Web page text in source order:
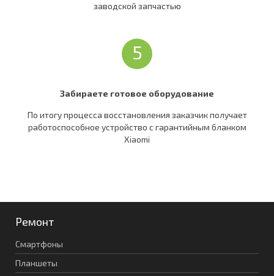
заводской запчастью
5
Забираете готовое оборудование
По итогу процесса восстановления заказчик получает
работоспособное устройство c гарантийным бланком
Xiaomi
Ремонт
Смартфоны
Планшеты